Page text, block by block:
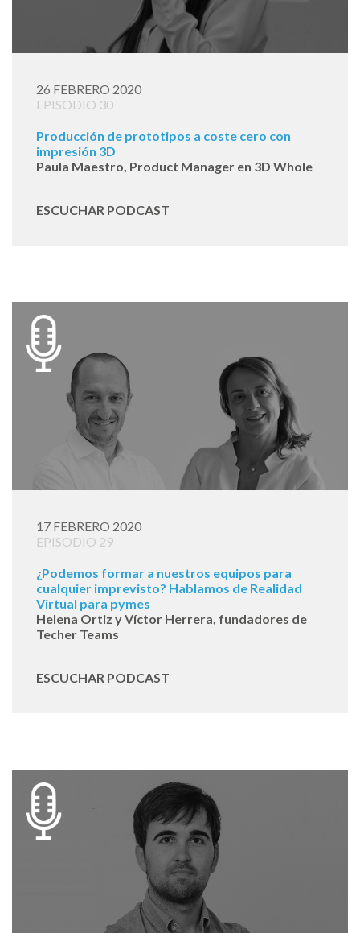
26 FEBRERO 2020
EPISODIO 30
Producción de prototipos a coste cero con
impresión 3D
Paula Maestro, Product Manager en 3D Whole
ESCUCHAR PODCAST
17 FEBRERO 2020
EPISODIO 29
¿Podemos formar a nuestros equipos para
cualquier imprevisto? Hablamos de Realidad
Virtual para pymes
Helena Ortiz y Víctor Herrera, fundadores de
Techer Teams
ESCUCHAR PODCAST